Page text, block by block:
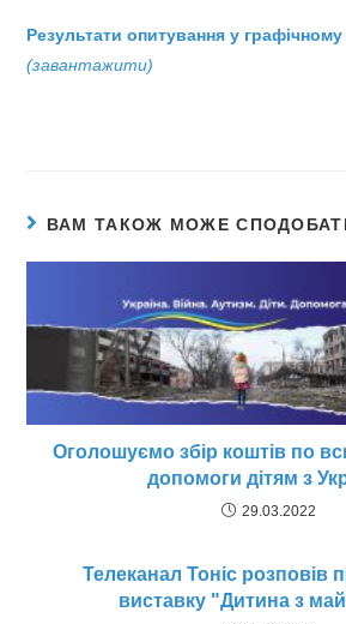
Результати опитування у
(завантажити)
ВАМ ТАКОЖ МОЖЕ
Оголошуємо збір коштів по
допомоги дітям з
29.03.2022
Телеканал Тоніс розповів
виставку "Дитина з